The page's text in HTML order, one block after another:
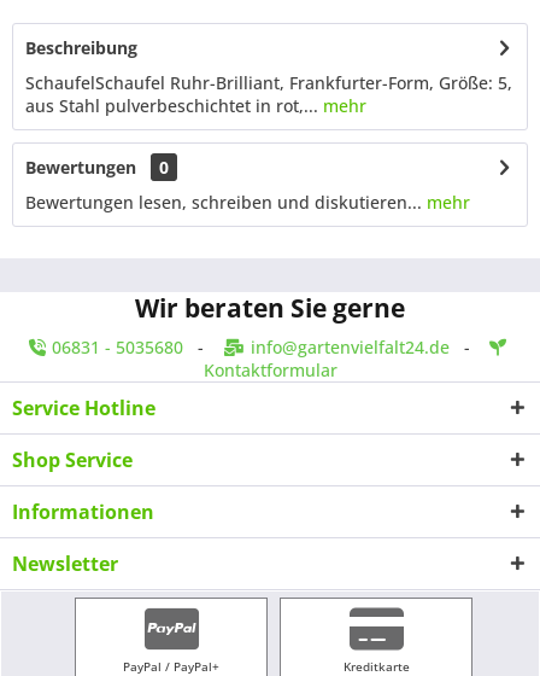
Beschreibung
SchaufelSchaufel Ruhr-Brilliant, Frankfurter-Form, Größe: 5,
aus Stahl pulverbeschichtet in rot,... mehr
Bewertungen
0
Bewertungen lesen, schreiben und diskutieren... mehr
Wir beraten Sie gerne
06831 - 5035680- info@gartenvielfalt24.de-
Kontaktformular
Service Hotline
Shop Service
Informationen
Newsletter
PayPal / PayPal+ Kreditkarte